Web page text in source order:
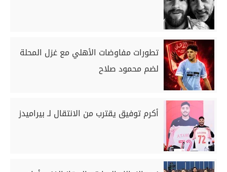
تطورات مفاوضات الأهلي مع غزل المحلة
لضم محمود صلاح
أكرم توفيق يقترب من الانتقال لـ بيراميدز